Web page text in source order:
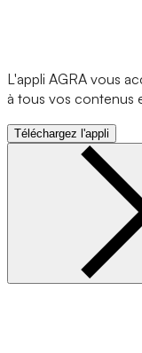
L'appli AGRA vous
à tous vos contenus
Téléchargez l'appli